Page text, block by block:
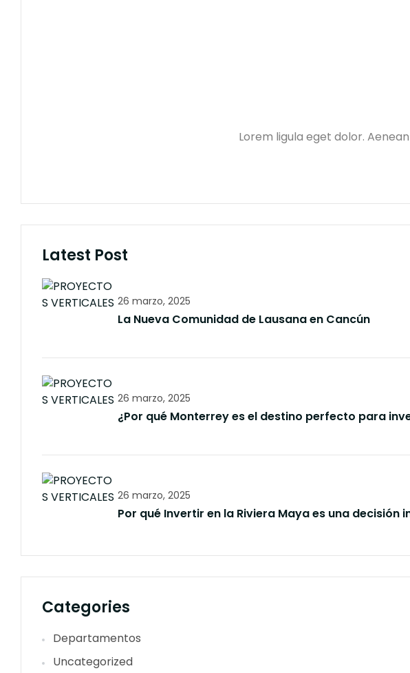
Lorem ligula eget dolor.
Latest Post
26 marzo, 2025
La Nueva Comunidad de Lausana en Cancún
26 marzo, 2025
¿Por qué Monterrey es el destino perfecto para
26 marzo, 2025
Por qué Invertir en la Riviera Maya es una decisión
Categories
Departamentos
Uncategorized